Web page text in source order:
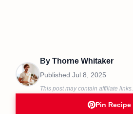
By Thorne Whitaker
Published Jul 8, 2025
This post may contain affiliate links.
Pin Recipe